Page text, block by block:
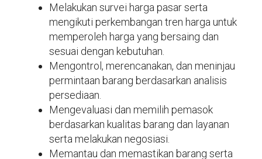
Melakukan survei harga pasar serta
mengikuti perkembangan tren harga untuk
memperoleh harga yang bersaing dan
sesuai dengan kebutuhan.
Mengontrol, merencanakan, dan meninjau
permintaan barang berdasarkan analisis
persediaan.
Mengevaluasi dan memilih pemasok
berdasarkan kualitas barang dan layanan
serta melakukan negosiasi.
Memantau dan memastikan barang serta